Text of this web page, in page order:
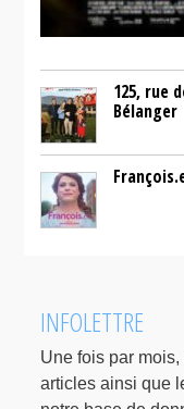
125, rue
Bélanger
INFOLETTRE
Une fois par
articles ainsi que